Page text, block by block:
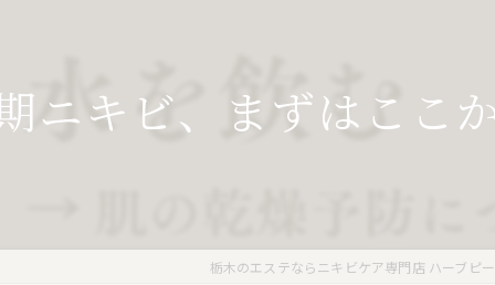
ニキビ、まずはここ
栃木のエステならニキビケア専門店 ハーブピ